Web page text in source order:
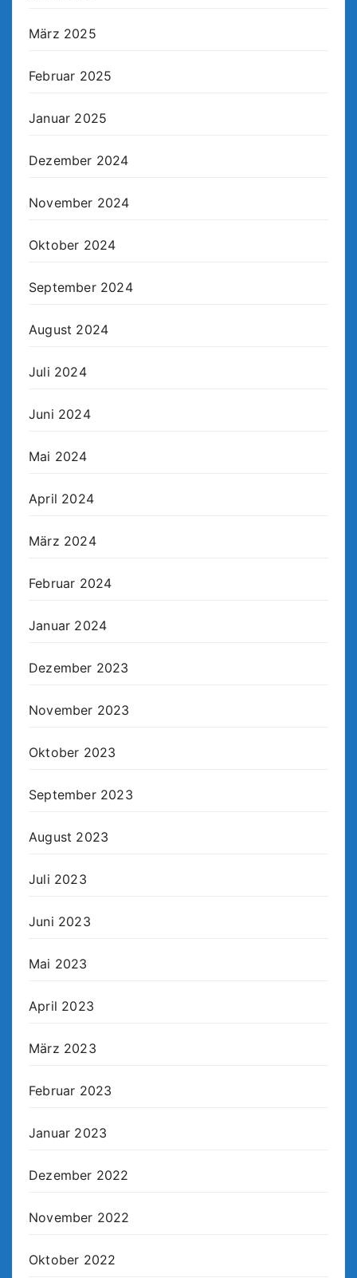
März 2025
Februar 2025
Januar 2025
Dezember 2024
November 2024
Oktober 2024
September 2024
August 2024
Juli 2024
Juni 2024
Mai 2024
April 2024
März 2024
Februar 2024
Januar 2024
Dezember 2023
November 2023
Oktober 2023
September 2023
August 2023
Juli 2023
Juni 2023
Mai 2023
April 2023
März 2023
Februar 2023
Januar 2023
Dezember 2022
November 2022
Oktober 2022